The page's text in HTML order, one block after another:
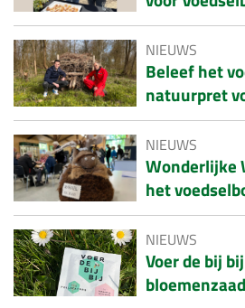
NIEUWS
Beleef het
natuurpret
NIEUWS
Wonderlijke
het
NIEUWS
Voer de bij